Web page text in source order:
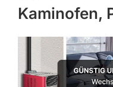
PROFIL
WARENKORB
PRODUCTS
SEARCH
Kaminofen,